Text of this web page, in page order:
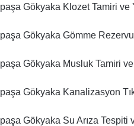
Gökyaka Klozet Tamiri ve
Gökyaka Gömme
Gökyaka Musluk Tamiri
Gökyaka Kanalizasyon
Gökyaka Su Arıza Tespiti